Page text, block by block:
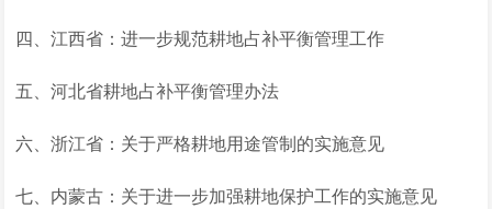
四、江西省：进一步规范耕地占补平衡管理工作
五、河北省耕地占补平衡管理办法
六、浙江省：关于严格耕地用途管制的实施意见
七、内蒙古：关于进一步加强耕地保护工作的实施意见